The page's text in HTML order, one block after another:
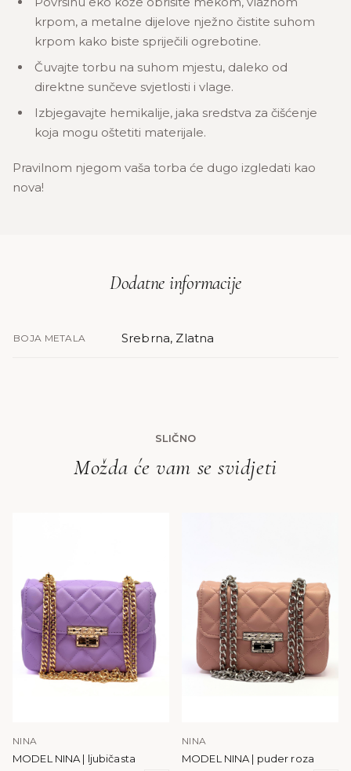
krpom, a metalne dijelove nježno čistite suhom
krpom kako biste spriječili ogrebotine.
Čuvajte torbu na suhom mjestu, daleko od
direktne sunčeve svjetlosti i vlage.
Izbjegavajte hemikalije, jaka sredstva za čišćenje
koja mogu oštetiti materijale.
Pravilnom njegom vaša torba će dugo izgledati kao
nova!
Dodatne informacije
BOJA METALA Srebrna, Zlatna
SLIČNO
Možda će vam se svidjeti
NINA
MODEL NINA | ljubičasta
NINA
MODEL NINA | puder roza